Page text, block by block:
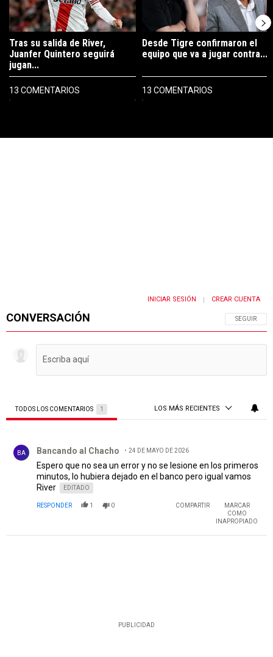
Tras su salida de River,
Juanfer Quintero seguirá
jugan...
13 COMENTARIOS
Desde Tigre confirmaron el
equipo que va a jugar contra...
13 COMENTARIOS
CONVERSACIÓN SIGA ESTA
SEGUIR
INICIAR SESIÓN | CREAR CUENTA
TODOS LOS COMENTARIOS 1 LOS MÁS RECIENTES
BA Bancando al Chacho 24 DE MAYO DE 2026
Espero que no sea un error y no se lesione en los primeros
minutos, lo hubiera dejado en el banco pero igual vamos
River
EDITADO
RESPONDER 1 0 COMPARTIR
MARCAR
COMO
INAPROPIADO
PUBLICIDAD